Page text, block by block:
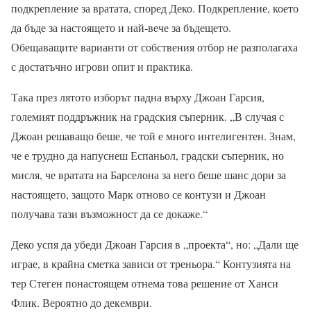
подкрепление за вратата, според Деко. Подкрепление, което
да бъде за настоящето и най-вече за бъдещето.
Обещаващите варианти от собствения отбор не разполагаха
с достатъчно игрови опит и практика.
Така през лятото изборът падна върху Джоан Гарсия,
големият поддръжник на градския съперник. „В случая с
Джоан решаващо беше, че той е много интелигентен. Знам,
че е трудно да напуснеш Еспаньол, градски съперник, но
мисля, че вратата на Барселона за него беше шанс дори за
настоящето, защото Марк отново се контузи и Джоан
получава тази възможност да се докаже.“
Деко успя да убеди Джоан Гарсия в „проекта“, но: „Дали ще
играе, в крайна сметка зависи от треньора.“ Контузията на
тер Стеген понастоящем отнема това решение от Ханси
Флик. Вероятно до декември.